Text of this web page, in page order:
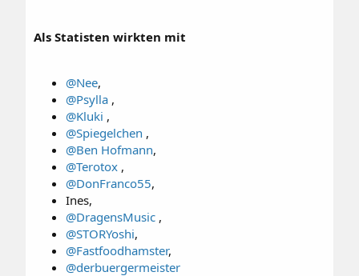
Als Statisten wirkten mit
@Nee,​
@Psylla ,​
@Kluki ,​
@Spiegelchen ,​
@Ben Hofmann,​
@Terotox ,​
@DonFranco55,​
Ines,​
@DragensMusic ,​
@STORYoshi,​
@Fastfoodhamster,​
@derbuergermeister